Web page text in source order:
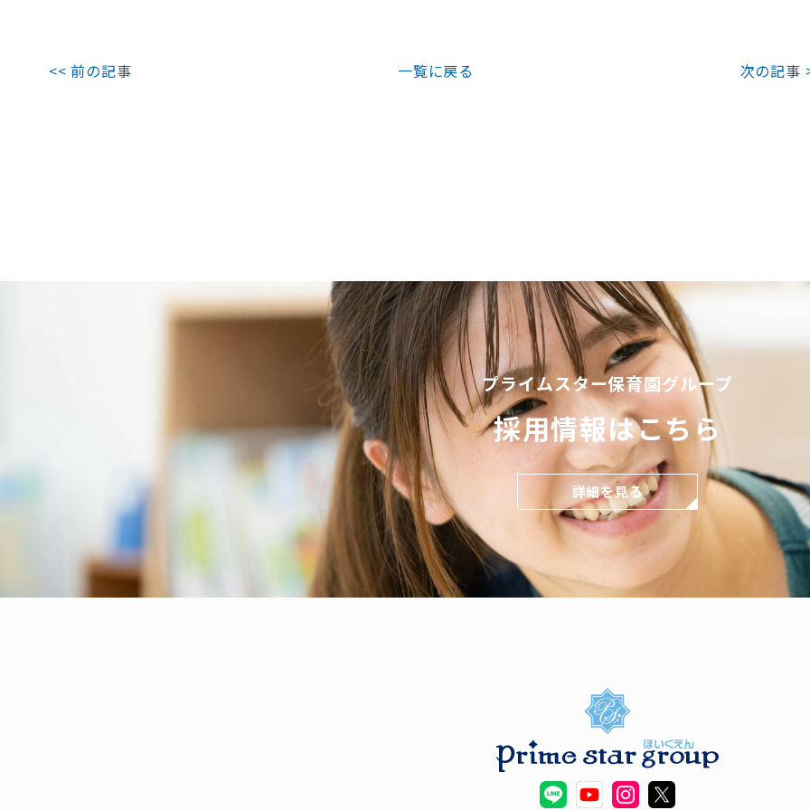
<< 前の記事 一覧に戻る 次の記事
プライムスター保育園グループ
採用情報はこちら
詳細を見る